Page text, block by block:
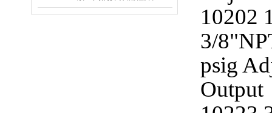
10202
3/
psig